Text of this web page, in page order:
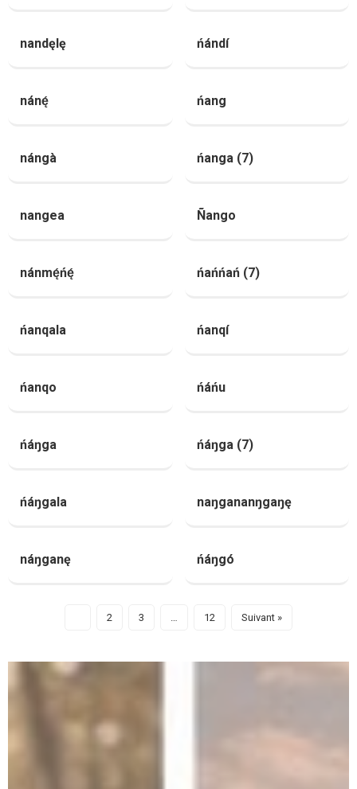
nandęlę ńándí
nánę́ ńang
nángà ńanga (7)
nangea Ñango
nánmę́ńę́ ńańńań (7)
ńanqala ńanqí
ńanqo ńáńu
ńáŋga ńáŋga (7)
ńáŋgala naŋgananŋgaŋę
náŋganę ńáŋgó
2 3 12 Suivant »